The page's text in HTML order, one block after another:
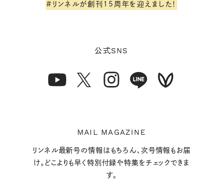
#リンネルが創刊15周年を迎えました！
公式SNS
MAIL MAGAZINE
リンネル最新号の情報はもちろん、次号情報もお届
け。どこよりも早く特別付録や特集をチェックできま
す。